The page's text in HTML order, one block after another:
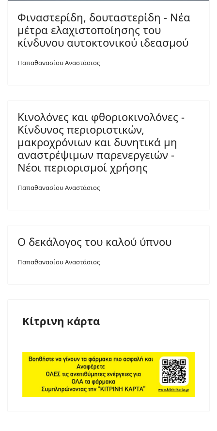
Φιναστερίδη, δουταστερίδη - Νέα
μέτρα ελαχιστοποίησης του
κίνδυνου αυτοκτονικού ιδεασμού
Παπαθανασίου Αναστάσιος
Κινολόνες και φθοριοκινολόνες -
Κίνδυνος περιοριστικών,
μακροχρόνιων και δυνητικά μη
αναστρέψιμων παρενεργειών -
Νέοι περιορισμοί χρήσης
Παπαθανασίου Αναστάσιος
Ο δεκάλογος του καλού ύπνου
Παπαθανασίου Αναστάσιος
Κίτρινη κάρτα